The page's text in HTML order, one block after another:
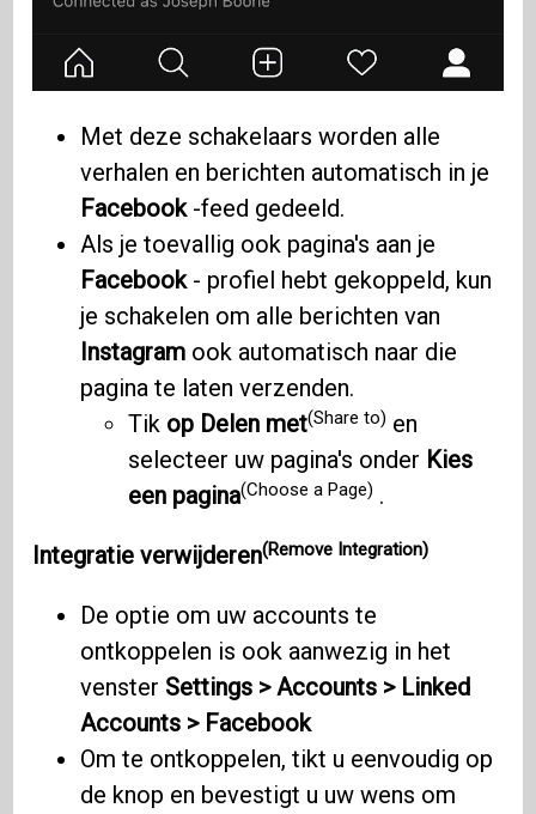
Met deze schakelaars worden alle
verhalen en berichten automatisch in je
Facebook-feed gedeeld.
Als je toevallig ook pagina's aan je
Facebook- profiel hebt gekoppeld, kun
je schakelen om alle berichten van
Instagram ook automatisch naar die
pagina te laten verzenden.
Tik op Delen met(Share to) en
selecteer uw pagina's onder Kies
een pagina(Choose a Page) .
Integratie verwijderen(Remove Integration)
De optie om uw accounts te
ontkoppelen is ook aanwezig in het
venster Settings > Accounts > Linked
Accounts > Facebook
Om te ontkoppelen, tikt u eenvoudig op
de knop en bevestigt u uw wens om